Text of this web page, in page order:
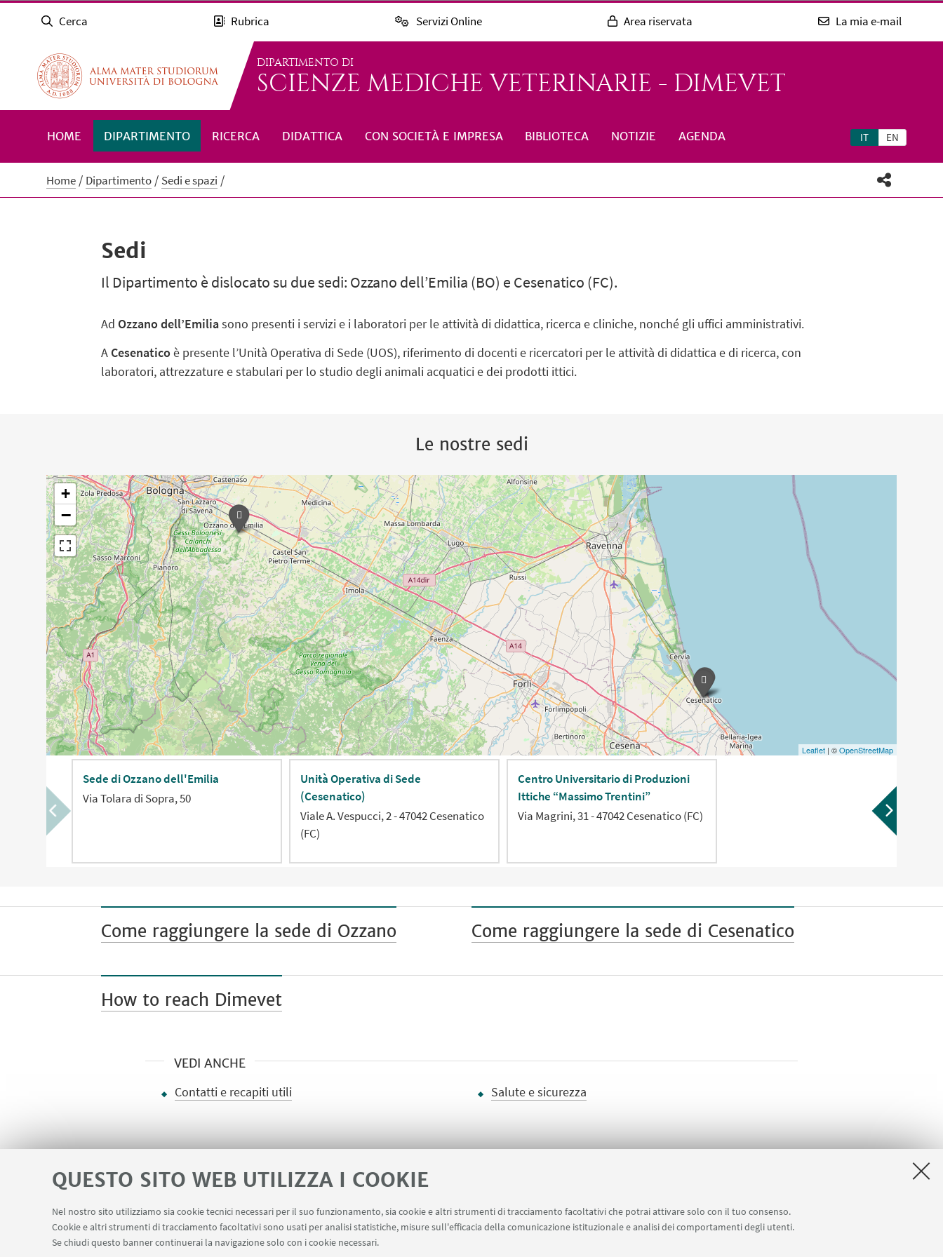
QUESTO SITO WEB UTILIZZA I COOKIE
Nel nostro sito utilizziamo sia cookie tecnici necessari per il suo funzionamento, sia cookie e altri strumenti di tracciamento facoltativi che potrai attivare solo con il tuo consenso.
Cookie e altri strumenti di tracciamento facoltativi sono usati per analisi statistiche, misure sull'efficacia della comunicazione istituzionale e analisi dei comportamenti degli utenti.
Se chiudi questo banner continuerai la navigazione solo con i cookie necessari.
Cerca Rubrica Servizi Online Area riservata La mia e-mail
DIPARTIMENTO DI
SCIENZE MEDICHE VETERINARIE - DIMEVET
IT EN
HOME DIPARTIMENTO RICERCA DIDATTICA CON SOCIETÀ E IMPRESA BIBLIOTECA NOTIZIE AGENDA
Home Dipartimento Sedi e spazi
Sedi
Il Dipartimento è dislocato su due sedi: Ozzano dell’Emilia (BO) e Cesenatico (FC).
Ad Ozzano dell’Emiliasono presenti i servizi e i laboratori per le attività di didattica, ricerca e cliniche, nonché gli uffici amministrativi.
A Cesenaticoè presente l’Unità Operativa di Sede (UOS), riferimento di docenti e ricercatori per le attività di didattica e di ricerca, con
laboratori, attrezzature e stabulari per lo studio degli animali acquatici e dei prodotti ittici.
Le nostre sedi
+
−
Leaflet| ©OpenStreetMap
Sede di Ozzano dell'Emilia
Via Tolara di Sopra, 50
Unità Operativa di Sede
(Cesenatico)
Viale A. Vespucci, 2 - 47042 Cesenatico
(FC)
Centro Universitario di Produzioni
Ittiche “Massimo Trentini”
Via Magrini, 31 - 47042 Cesenatico (FC)
Come raggiungere la sede di Ozzano Come raggiungere la sede di Cesenatico
How to reach Dimevet
VEDI ANCHE
Contatti e recapiti utili Salute e sicurezza
LINK UTILI Area riservata Salute e sicurezza Contatti RDA Elettronica Missioni web Ministero della Salute – EFSA Focal Point